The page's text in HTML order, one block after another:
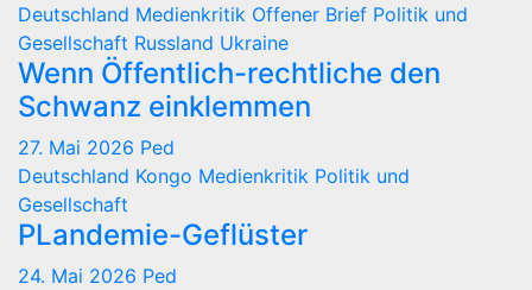
Deutschland Medienkritik Offener Brief Politik und
Gesellschaft Russland Ukraine
Wenn Öffentlich-rechtliche den
Schwanz einklemmen
27. Mai 2026 Ped
Deutschland Kongo Medienkritik Politik und
Gesellschaft
PLandemie-Geflüster
24. Mai 2026 Ped